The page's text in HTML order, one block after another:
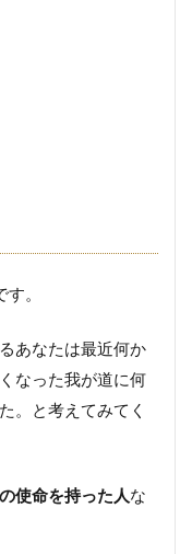
。
あなたは最近何か
なった我が道に何
。と考えてみてく
使命を持った人な